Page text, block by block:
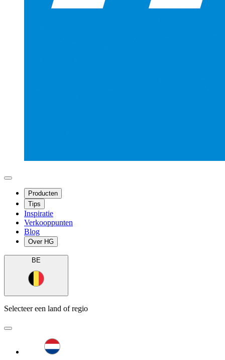
Producten
Tips
Inspiratie
Verkooppunten
Blog
Over HG
BE
Selecteer een land of regio